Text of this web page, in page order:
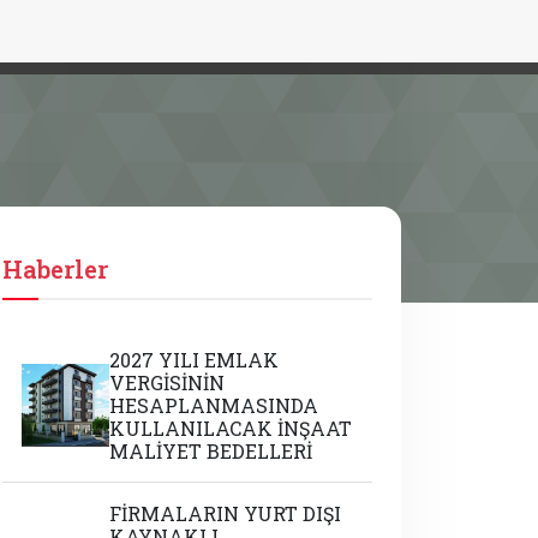
Haberler
2027 YILI EMLAK
VERGİSİNİN
HESAPLANMASINDA
KULLANILACAK İNŞAAT
MALİYET BEDELLERİ
FİRMALARIN YURT DIŞI